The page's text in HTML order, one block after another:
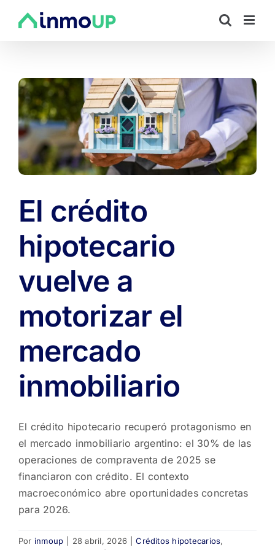
El crédito
hipotecario
vuelve a
motorizar el
mercado
inmobiliario
El crédito hipotecario recuperó protagonismo en
el mercado inmobiliario argentino: el 30% de las
operaciones de compraventa de 2025 se
financiaron con crédito. El contexto
macroeconómico abre oportunidades concretas
para 2026.
Por inmoup 28 abril, 2026 Créditos hipotecarios,